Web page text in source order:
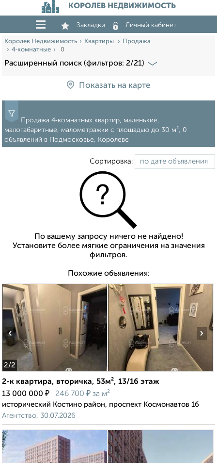
КОРОЛЕВ НЕДВИЖИМОСТЬ
Закладки Личный кабинет
Королев Недвижимость Квартиры
Продажа
4‑комнатные
0
Расширенный поиск (фильтров: 2/21)
Показать на карте
Продажа 4‑комнатных квартир, маленькие,
малогабаритные, малометражки c площадью до 30 м², 0
объявлений в Подмосковье, Королеве
Сортировка:
По вашему запросу ничего не найдено!
Установите более мягкие ограничения на значения
фильтров.
Похожие объявления:
2/2
‹ ›
2-к квартира, вторичка, 53м², 13/16 этаж
13 000 000 ₽ 246 700 ₽ за м²
исторический Костино район, проспект Космонавтов 16
Агентство, 30.07.2026